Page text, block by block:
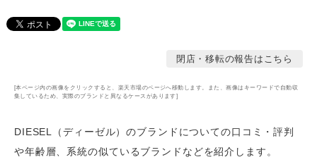
閉店・移転の報告はこちら
[本ページ内の画像をクリックすると、楽天市場のページへ移動します。また、画像はキーワードで自動収
集しているため、実際のブランドと異なるケースがあります]
DIESEL（ディーゼル）のブランドについての口コミ・評判
や年齢層 、系統の似ているブランドなどを紹介します。